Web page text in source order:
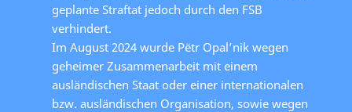
geplante Straftat jedoch durch den FSB
verhindert.
Im August 2024 wurde Pëtr Opal’nik wegen
geheimer Zusammenarbeit mit einem
ausländischen Staat oder einer internationalen
bzw. ausländischen Organisation, sowie wegen